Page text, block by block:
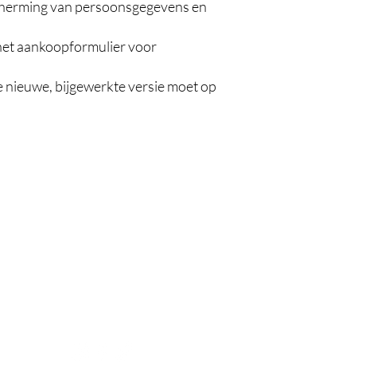
van persoonsgegevens en
aankoopformulier voor
bijgewerkte versie moet op